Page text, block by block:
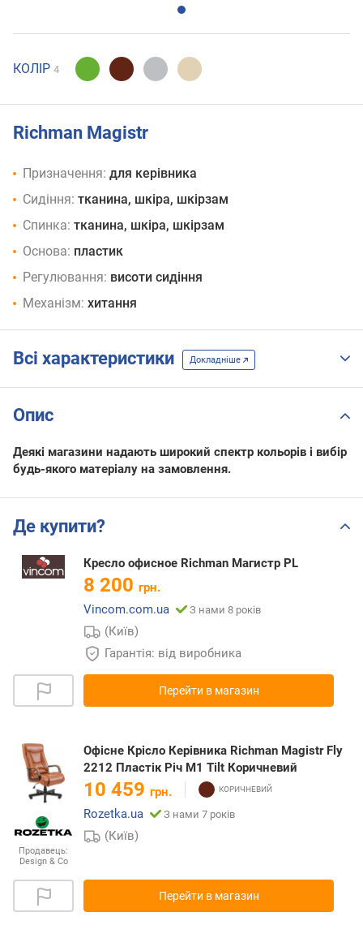
КОЛІР 4
Richman Magistr
Призначення: для керівника
Сидіння: тканина, шкіра, шкірзам
Спинка: тканина, шкіра, шкірзам
Основа: пластик
Регулювання: висоти сидіння
Механізм: хитання
Всі характеристики Докладніше
Опис
Деякі магазини надають широкий спектр кольорів і вибір
будь-якого матеріалу на замовлення.
Де купити?
Кресло офисное Richman Магистр PL
8 200 грн.
Vincom.com.ua
З нами 8 років
(Київ)
Гарантія: від виробника
Перейти в магазин
Продавець:
Design & Co
Офісне Крісло Керівника Richman Magistr Fly
2212 Пластік Річ М1 Tilt Коричневий
10 459 грн.
Rozetka.ua
З нами 7 років
(Київ)
Перейти в магазин